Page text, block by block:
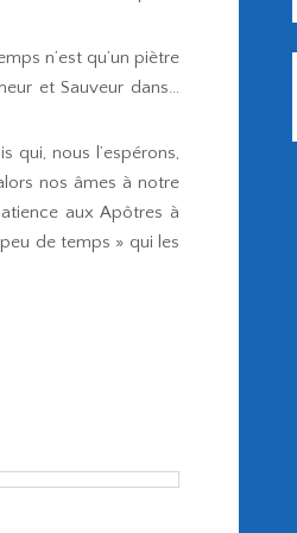
n’est qu’un piètre
et Sauveur dans…
qui, nous l’espérons,
nos âmes à notre
aux Apôtres à
de temps » qui les